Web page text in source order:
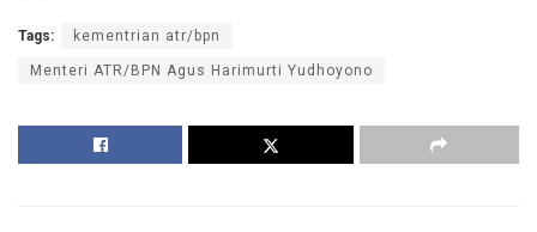
Tags: kementrian atr/bpn
Menteri ATR/BPN Agus Harimurti Yudhoyono